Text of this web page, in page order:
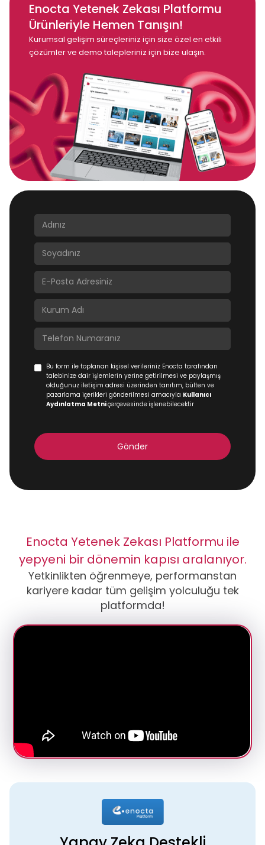
Enocta Yetenek Zekası Platformu
Ürünleriyle Hemen Tanışın!
Kurumsal gelişim süreçleriniz için size özel en etkili
çözümler ve demo talepleriniz için bize ulaşın.
Bu form ile toplanan kişisel verileriniz Enocta tarafından
talebinize dair işlemlerin yerine getirilmesi ve paylaşmış
olduğunuz iletişim adresi üzerinden tanıtım, bülten ve
pazarlama içerikleri gönderilmesi amacıyla Kullanıcı
Aydınlatma Metniçerçevesindeişlenebilecektir
Enocta Yetenek Zekası Platformu ile
yepyeni bir dönemin kapısı aralanıyor.
Yetkinlikten öğrenmeye, performanstan
kariyere kadar tüm gelişim yolculuğu tek
platformda!